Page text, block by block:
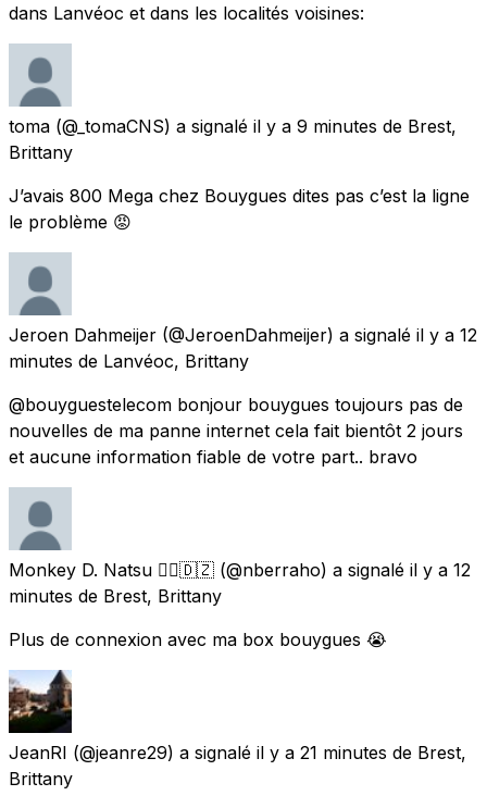
dans Lanvéoc et dans les localités voisines:
toma (@_tomaCNS) a signalé il y a 9 minutes de Brest,
Brittany
J’avais 800 Mega chez Bouygues dites pas c’est la ligne
le problème 😡
Jeroen Dahmeijer (@JeroenDahmeijer) a signalé il y a 12
minutes de Lanvéoc, Brittany
@bouyguestelecom bonjour bouygues toujours pas de
nouvelles de ma panne internet cela fait bientôt 2 jours
et aucune information fiable de votre part.. bravo
Monkey D. Natsu 🏴‍☠️🇩🇿 (@nberraho) a signalé il y a 12
minutes de Brest, Brittany
Plus de connexion avec ma box bouygues 😭
JeanRI (@jeanre29) a signalé il y a 21 minutes de Brest,
Brittany